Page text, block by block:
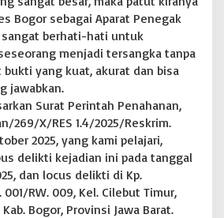
Bogor sebagai Aparat Penegak
sangat berhati-hati untuk
menjadi tersangka tanpa
yang kuat, akurat dan bisa
jawabkan.
Surat Perintah Penahanan,
269/X/RES 1.4/2025/Reskrim.
2025, yang kami pelajari,
delikti kejadian ini pada tanggal
dan locus delikti di Kp.
001/RW. 009, Kel. Cilebut Timur,
Kab. Bogor, Provinsi Jawa Barat.